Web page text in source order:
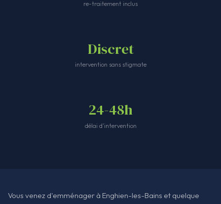
re-traitement inclus
Discret
intervention sans stigmate
24-48h
délai d'intervention
Vous venez d'emménager à Enghien-les-Bains et quelque